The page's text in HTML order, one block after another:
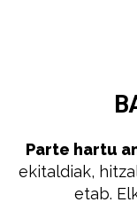
Parte hartu
ekitaldiak,
etab.